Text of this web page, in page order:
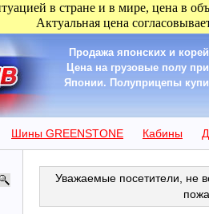
в стране и в мире, цена в
Актуальная цена
Продажа японских и
Цена на грузовые полу
Японии. Полуприцепы
Шины GREENSTONE Кабины
Уважаемые посетители, не